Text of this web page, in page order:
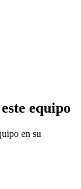
equipo
en su